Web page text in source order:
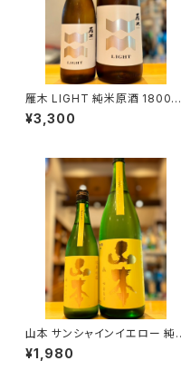
雁木 LIGHT 純米原酒 1800ml
１本（八百新酒造・山口県岩国市
今津町）
¥3,300
山本 サンシャインイエロー 純
米吟醸 720ml１本（山本酒造・
秋田県山本郡八峰町）
¥1,980